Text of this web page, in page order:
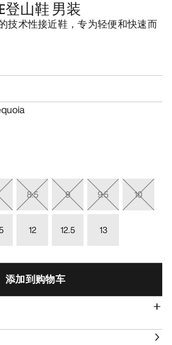
登山鞋 男装
技术性接近鞋，专为轻便和快速而
8.5 9 9.5 10
12 12.5
13
添加到购物车